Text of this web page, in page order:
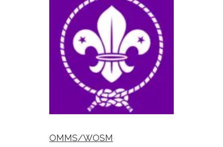
OMMS/WOSM